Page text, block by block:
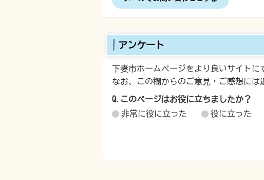
アンケート
下妻市ホームページをより良いサイト
なお、この欄からのご意見・ご感想には
Q.このページはお役に立ちましたか？
非常に役に立った
役に立った